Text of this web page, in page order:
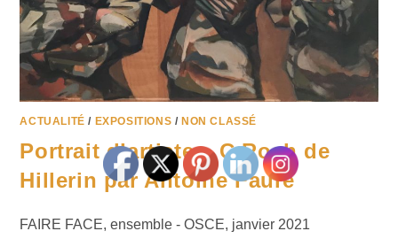
ACTUALITÉ / EXPOSITIONS /NON CLASSÉ
Portrait d’artiste – C.Roch de
Hillerin par Antoine Faure
FAIRE FACE, ensemble - OSCE, janvier 2021